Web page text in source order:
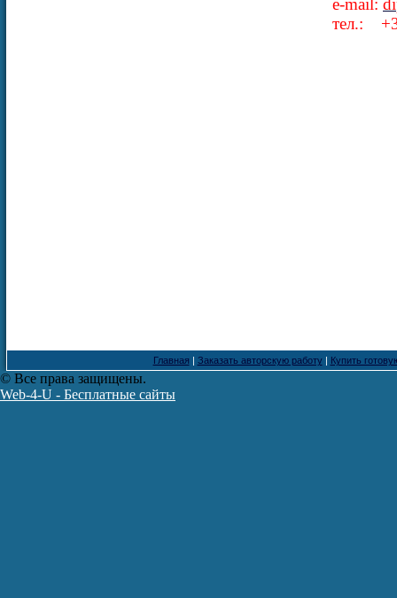
e-mail:
тел.:
Главная | Заказать авторскую работу| Купить
© Все права защищены.
Web-4-U - Бесплатные сайты